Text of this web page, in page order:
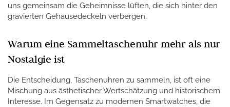
uns gemeinsam die Geheimnisse lüften, die sich hinter den
gravierten Gehäusedeckeln verbergen.
Warum eine Sammeltaschenuhr mehr als nur
Nostalgie ist
Die Entscheidung, Taschenuhren zu sammeln, ist oft eine
Mischung aus ästhetischer Wertschätzung und historischem
Interesse. Im Gegensatz zu modernen Smartwatches, die